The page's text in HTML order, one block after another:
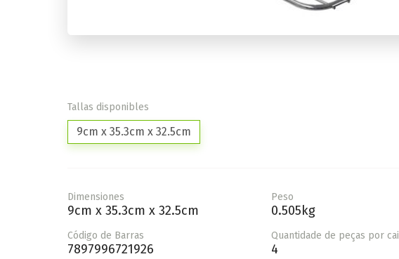
Tallas disponibles
9cm x 35.3cm x 32.5cm
Dimensiones
9cm x 35.3cm x 32.5cm
Peso
0.505kg
Código de Barras
7897996721926
Quantidade de peças por
4